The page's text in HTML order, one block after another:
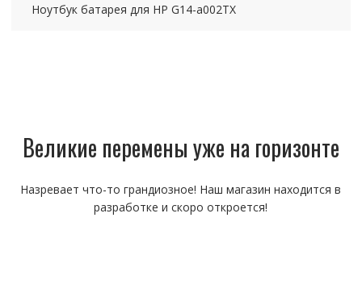
Ноутбук батарея для HP G14-a002TX
Великие перемены уже на горизонте
Назревает что-то грандиозное! Наш магазин находится в
разработке и скоро откроется!